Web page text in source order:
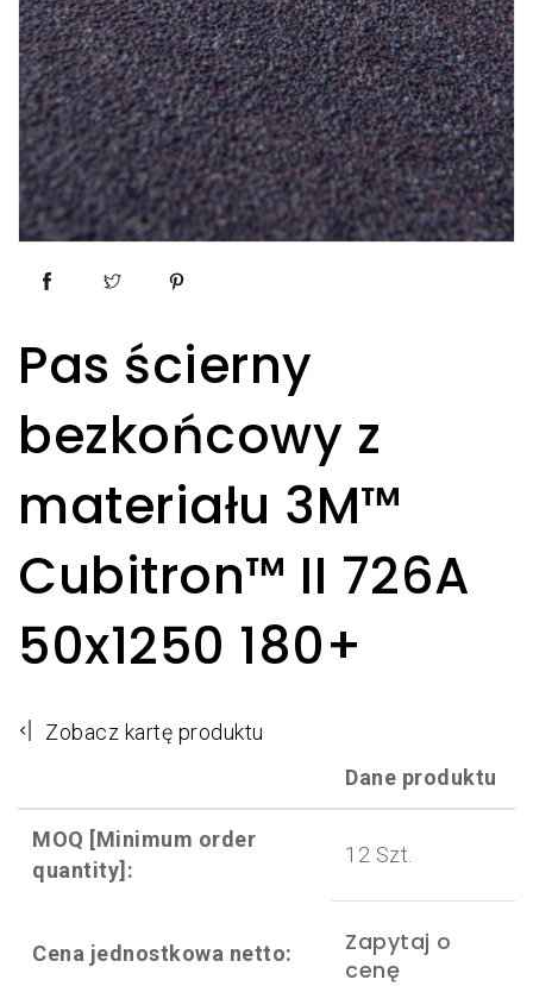
Pas ścierny
bezkońcowy z
materiału 3M™
Cubitron™ II 726A
50x1250 180+
Zobacz kartę produktu
Dane produktu
MOQ [Minimum order
quantity]:
12 Szt.
Cena jednostkowa netto:
Zapytaj o
cenę